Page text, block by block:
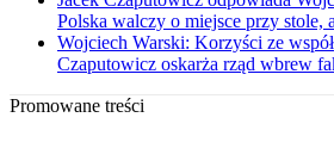
Polska walczy o miejsce przy stole,
Wojciech Warski: Korzyści ze
Czaputowicz oskarża rząd wbrew
Promowane treści